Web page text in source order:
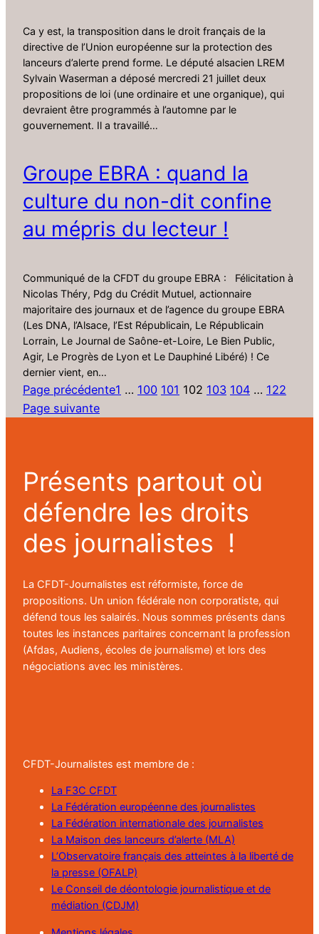
Ca y est, la transposition dans le droit français de la
directive de l’Union européenne sur la protection des
lanceurs d’alerte prend forme. Le député alsacien LREM
Sylvain Waserman a déposé mercredi 21 juillet deux
propositions de loi (une ordinaire et une organique), qui
devraient être programmés à l’automne par le
gouvernement. Il a travaillé…
Groupe EBRA : quand la
culture du non-dit confine
au mépris du lecteur !
Communiqué de la CFDT du groupe EBRA : Félicitation à
Nicolas Théry, Pdg du Crédit Mutuel, actionnaire
majoritaire des journaux et de l’agence du groupe EBRA
(Les DNA, l’Alsace, l’Est Républicain, Le Républicain
Lorrain, Le Journal de Saône-et-Loire, Le Bien Public,
Agir, Le Progrès de Lyon et Le Dauphiné Libéré) ! Ce
dernier vient, en…
Page précédente1 … 100 101 102 103 104 … 122
Page suivante
Présents partout où
défendre les droits
des journalistes !
La CFDT-Journalistes est réformiste, force de
propositions. Un union fédérale non corporatiste, qui
défend tous les salairés. Nous sommes présents dans
toutes les instances paritaires concernant la profession
(Afdas, Audiens, écoles de journalisme) et lors des
négociations avec les ministères.
CFDT-Journalistes est membre de :
La F3C CFDT
La Fédération européenne des journalistes
La Fédération internationale des journalistes
La Maison des lanceurs d’alerte (MLA)
L’Observatoire français des atteintes à la liberté de
la presse (OFALP)
Le Conseil de déontologie journalistique et de
médiation (CDJM)